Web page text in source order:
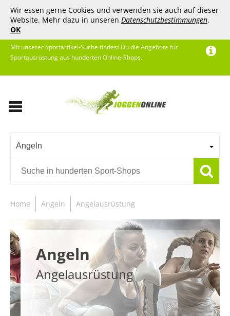
Wir essen gerne Cookies und verwenden sie auch auf dieser
Website. Mehr dazu in unseren Datenschutzbestimmungen.
OK
Mit unserer Sportartikel-Suche findest Du die Angebote für
Sportausrüstung aus hunderten Online-Shops.
Angeln
Home Angeln Angelausrüstung
Angeln
Angelausrüstung